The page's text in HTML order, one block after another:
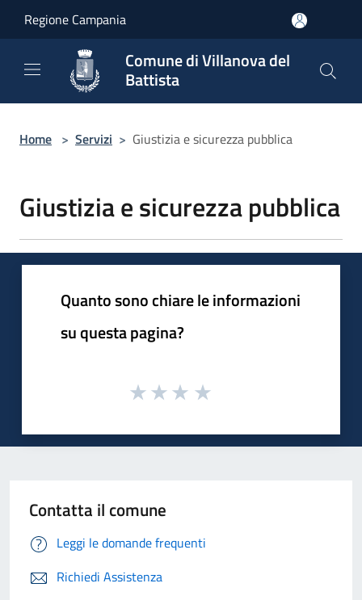
Regione Campania
Comune di Villanova del
Battista
Home > Servizi > Giustizia e sicurezza pubblica
Giustizia e sicurezza pubblica
Quanto sono chiare le informazioni
su questa pagina?
Contatta il comune
Leggi le domande frequenti
Richiedi Assistenza